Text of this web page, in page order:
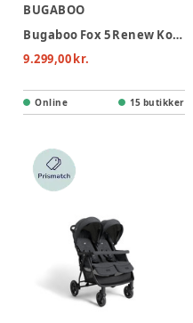
BUGABOO
Bugaboo Fox 5 Renew Kombivogn - Black/Deep indigo
9.299,00 kr.
Online 15 butikker